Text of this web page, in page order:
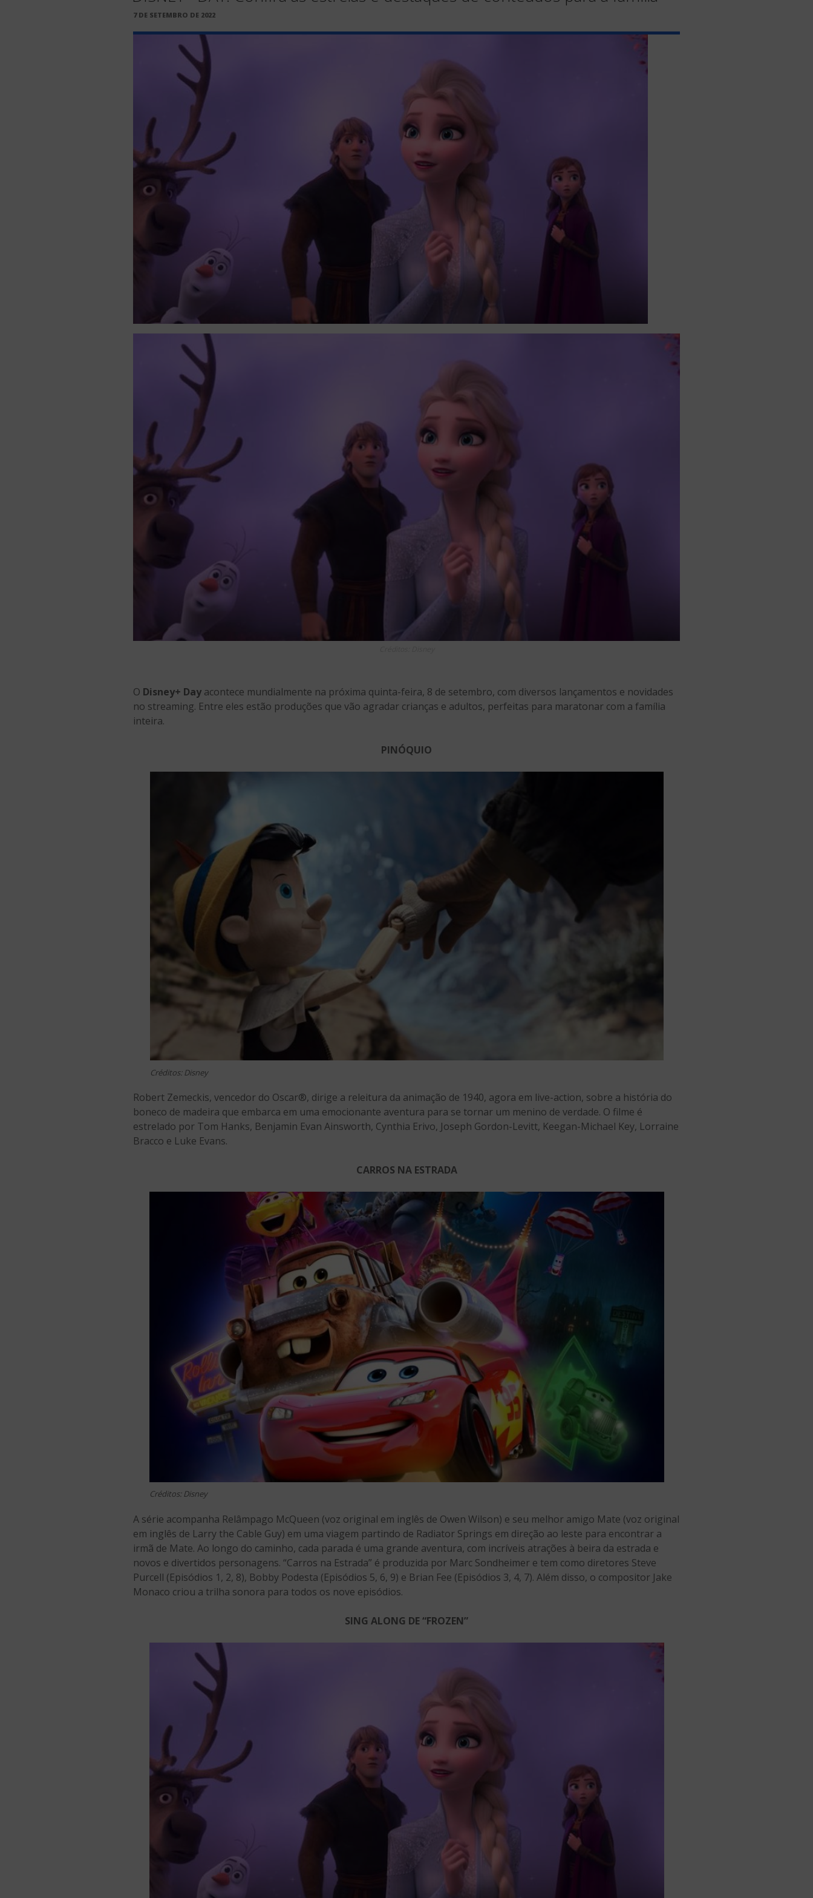
PUBLICADO
7 DE SETEMBRO DE 2022
O Disney+ Day acontece mundialmente na próxima quinta-feira, 8 de setembro, com diversos lançamentos e novidades
no streaming. Entre eles estão produções que vão agradar crianças e adultos, perfeitas para maratonar com a família
inteira.
PINÓQUIO
Créditos: Disney
Robert Zemeckis, vencedor do Oscar®, dirige a releitura da animação de 1940, agora em live-action, sobre a história do
boneco de madeira que embarca em uma emocionante aventura para se tornar um menino de verdade. O filme é
estrelado por Tom Hanks, Benjamin Evan Ainsworth, Cynthia Erivo, Joseph Gordon-Levitt, Keegan-Michael Key, Lorraine
Bracco e Luke Evans.
CARROS NA ESTRADA
Créditos: Disney
A série acompanha Relâmpago McQueen (voz original em inglês de Owen Wilson) e seu melhor amigo Mate (voz original
em inglês de Larry the Cable Guy) em uma viagem partindo de Radiator Springs em direção ao leste para encontrar a
irmã de Mate. Ao longo do caminho, cada parada é uma grande aventura, com incríveis atrações à beira da estrada e
novos e divertidos personagens. “Carros na Estrada” é produzida por Marc Sondheimer e tem como diretores Steve
Purcell (Episódios 1, 2, 8), Bobby Podesta (Episódios 5, 6, 9) e Brian Fee (Episódios 3, 4, 7). Além disso, o compositor Jake
Monaco criou a trilha sonora para todos os nove episódios.
SING ALONG DE “FROZEN”